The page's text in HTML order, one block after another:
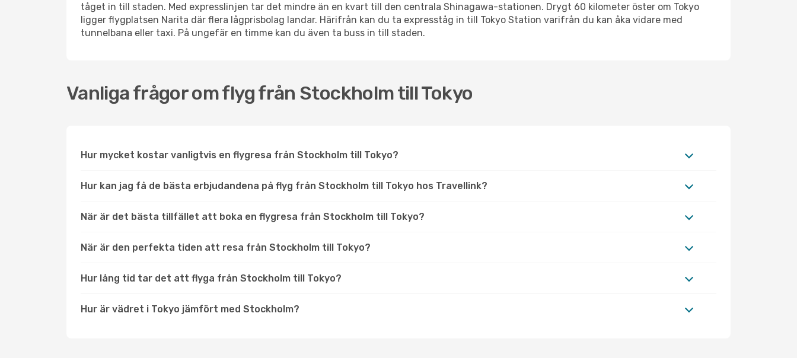
tåget in till staden. Med expresslinjen tar det mindre än en kvart till den centrala Shinagawa-stationen. Drygt 60 kilometer öster om Tokyo
ligger flygplatsen Narita där flera lågprisbolag landar. Härifrån kan du ta expresståg in till Tokyo Station varifrån du kan åka vidare med
tunnelbana eller taxi. På ungefär en timme kan du även ta buss in till staden.
Vanliga frågor om flyg från Stockholm till Tokyo
Hur mycket kostar vanligtvis en flygresa från Stockholm till Tokyo?
Hur kan jag få de bästa erbjudandena på flyg från Stockholm till Tokyo hos Travellink?
När är det bästa tillfället att boka en flygresa från Stockholm till Tokyo?
När är den perfekta tiden att resa från Stockholm till Tokyo?
Hur lång tid tar det att flyga från Stockholm till Tokyo?
Hur är vädret i Tokyo jämfört med Stockholm?